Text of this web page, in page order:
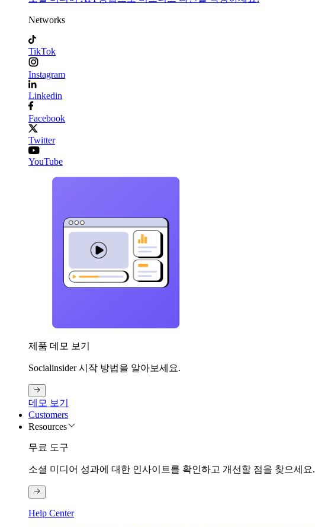
Networks
TikTok
Instagram
Linkedin
Facebook
Twitter
YouTube
제품 데모 보기
Socialinsider 시작 방법을 알아보세요.
데모 보기
Customers
Resources
무료 도구
소셜 미디어 성과에 대한 인사이트를 확인하고 개선할 점을 찾으세요.
Help Center